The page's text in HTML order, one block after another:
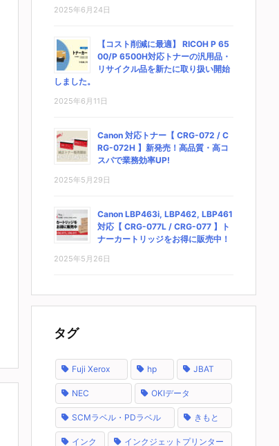
2025年6月24日
【コスト削減に最適】 RICOH P 65
00/P 6500H対応トナーの汎用品・
リサイクル品を新たに取り扱い開始
しました。
2025年6月11日
Canon 対応トナー【 CRG-072 / C
RG-072H 】新発売！高品質・高コ
スパで業務効率UP!
2025年5月29日
Canon LBP463i, LBP462, LBP461
対応【 CRG-077L / CRG-077 】ト
ナーカートリッジをお得に販売中！
2025年5月26日
タグ
Fuji Xerox hp JBAT
NEC OKIデータ
SCMラベル・PDラベル きもと
インク インクジェットプリンター